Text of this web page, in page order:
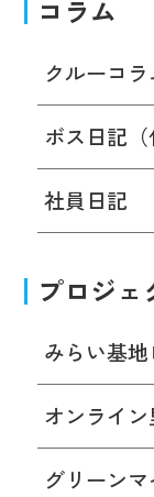
コラム
クルーコラ
ボス日記（
社員日記
プロジェ
みらい基
オンライ
グリーン